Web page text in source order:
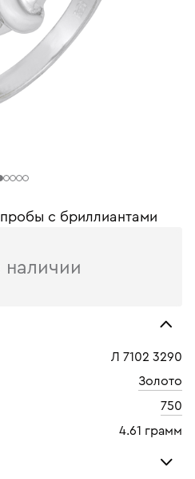
с бриллиантами
наличии
Л 7102 3290
Золото
750
4.61 грамм